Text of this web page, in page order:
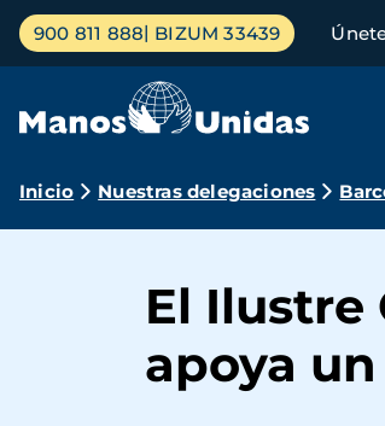
Pasar
contenido
Menú
principal
900 811 888 BIZUM 33439
Ruta
navegación
Inicio Nuestras delegaciones
El Ilustre
apoya